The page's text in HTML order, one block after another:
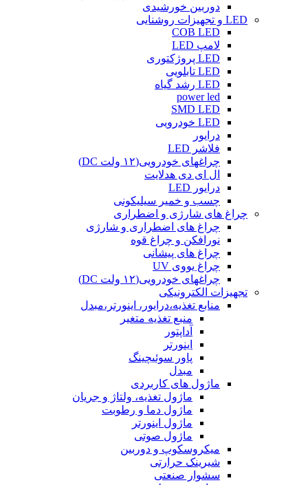
دوربین خورشیدی
LED و تجهیزات روشنایی
COB LED
لامپ LED
LED پروژکتوری
LED تابلویی
LED رشد گیاه
power led
SMD LED
LED خودرویی
درایور
فلاشر LED
چراغهای خودرویی(۱۲ ولت DC)
ال ای دی هدلایت
درایور LED
چسب و خمیر سیلیکونی
چراغ های شارژی و اضطراری
چراغ های اضطراری و شارژی
نورافکن و چراغ قوه
چراغ های پیشانی
چراغ یووی UV
چراغهای خودرویی(۱۲ ولت DC)
تجهیزات الکترونیکی
منابع تغذیه،درایور، اینورتر،مبدل
منبع تغذیه متغیر
آداپتور
اینورتر
پاور سوئیچینگ
مبدل
ماژول های کاربردی
ماژول تغذیه، ولتاژ و جریان
ماژول دما و رطوبت
ماژول اینورتر
ماژول صوتی
میکروسکوپ و دوربین
شیرینک حرارتی
سشوار صنعتی